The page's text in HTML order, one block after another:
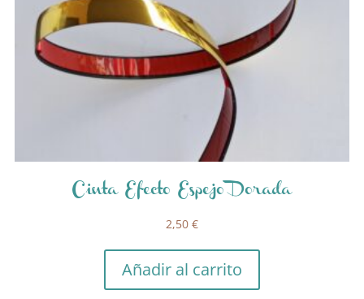
Cinta Efecto Espejo Dorada
2,50 €
Añadir al carrito